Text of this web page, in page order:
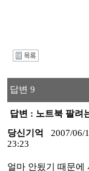
답변 9
답변 : 노트북 팔려
당신기억
2007/06/
23:23
얼마 안됬기 때문에